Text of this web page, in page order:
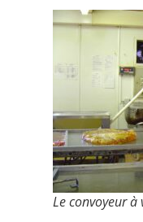
Le convoyeur